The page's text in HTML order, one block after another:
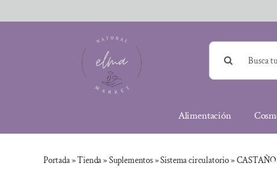
al
Buscar:
Alimentación
Portada»Tienda»Suplementos»Sistema circulatorio»